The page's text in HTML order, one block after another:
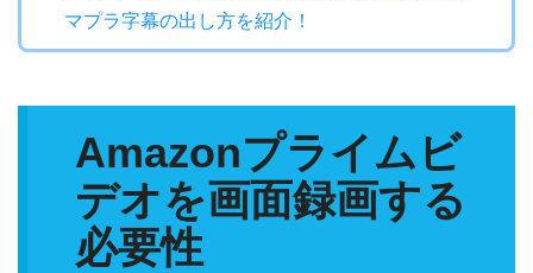
マプラ字幕の出し方を紹介！
Amazonプライムビ
デオを画面録画する
必要性